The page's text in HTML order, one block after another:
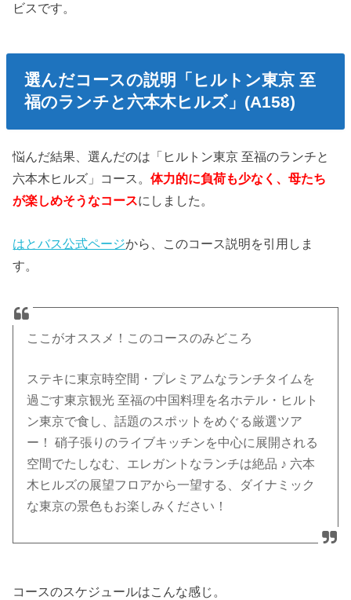
ビスです。
選んだコースの説明「ヒルトン東京 至
福のランチと六本木ヒルズ」(A158)
悩んだ結果、選んだのは「ヒルトン東京 至福のランチと
六本木ヒルズ」コース。体力的に負荷も少なく、母たち
が楽しめそうなコースにしました。
はとバス公式ページから、このコース説明を引用しま
す。
ここがオススメ！このコースのみどころ
ステキに東京時空間・プレミアムなランチタイムを
過ごす東京観光 至福の中国料理を名ホテル・ヒルト
ン東京で食し、話題のスポットをめぐる厳選ツア
ー！ 硝子張りのライブキッチンを中心に展開される
空間でたしなむ、エレガントなランチは絶品 ♪ 六本
木ヒルズの展望フロアから一望する、ダイナミック
な東京の景色もお楽しみください！
コースのスケジュールはこんな感じ。